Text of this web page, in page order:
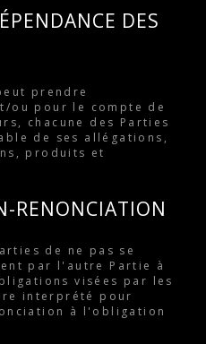
DES
prendre
ou pour le compte de
chacune des Parties
de ses allégations,
produits et
RENONCIATION
de ne pas se
par l'autre Partie à
visées par les
interprété pour
à l'obligation